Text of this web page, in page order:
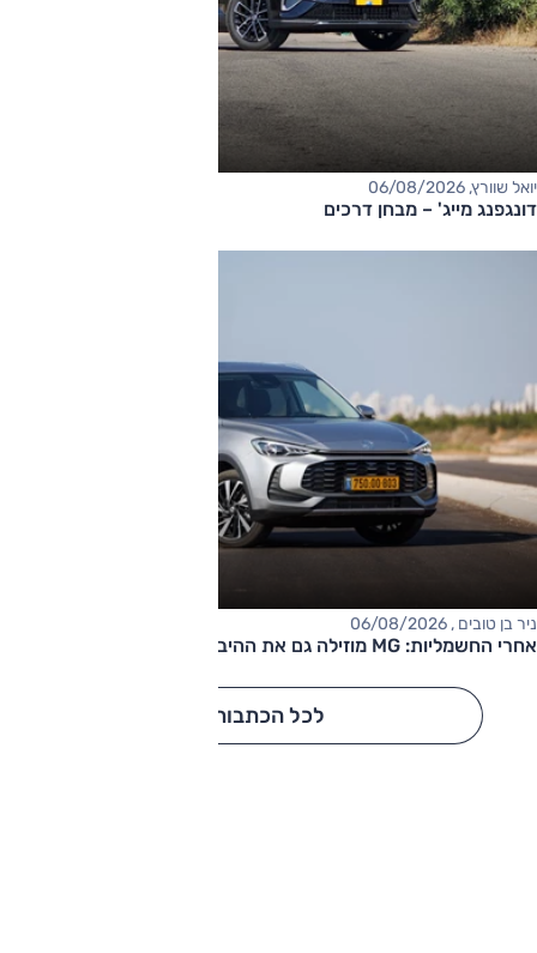
יואל שוורץ, 06/08/2026
דונגפנג מייג' – מבחן דרכים
ניר בן טובים , 06/08/2026
אחרי החשמליות: MG מוזילה גם את ההיברידיות
לכל הכתבות